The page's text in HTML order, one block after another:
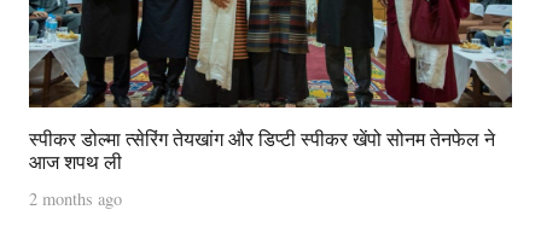
स्पीकर डोल्मा त्सेरिंग तेयखांग और डिप्टी स्पीकर खेंपो सोनम तेनफेल ने
आज शपथ ली
2 months ago